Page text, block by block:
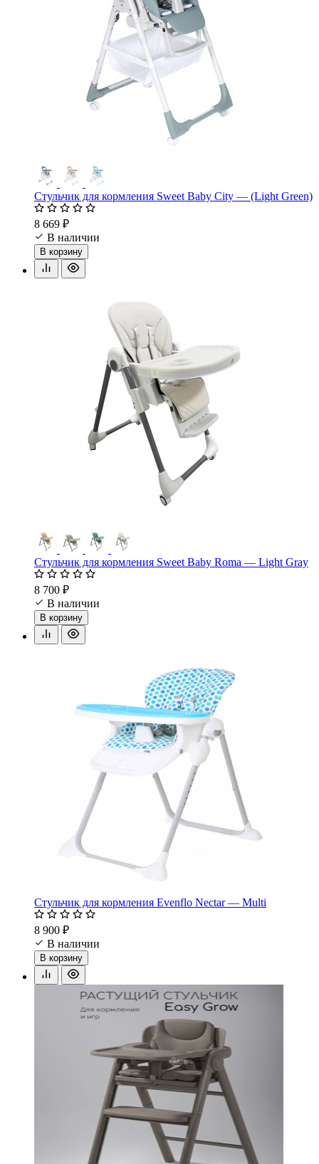
Стульчик для кормления Sweet Baby City — (Light Green)
8 669 ₽
В наличии
В корзину
Стульчик для кормления Sweet Baby Roma — Light Gray
8 700 ₽
В наличии
В корзину
Стульчик для кормления Evenflo Nectar — Multi
8 900 ₽
В наличии
В корзину